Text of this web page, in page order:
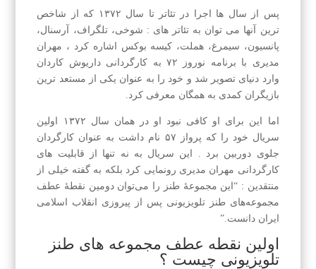
پس از سال ها اجرا در تئاتر تا سال ۱۳۷۲ که از شاخص
ترین آنها می توان به تئاتر های : شوخی، تلگراف، آرسنال،
پانسیون، سیمرغ، هملت، کیسه بوکس اشاره کرد ، مهران
مدیری با برنامه نوروز ۷۲ به کارگردانی داریوش کاردان
وارد دنیای تصویر شد و خود را به عنوان یکی از مستعد ترین
بازیگران کمدی به همگان معرفی کرد.
اما این برای او کافی نبود او در همان سال ۱۳۷۲ اولین
سریال خود را که پرواز ۵۷ نام داشت به عنوان کارگردان
جلوی دوربین برد . این سریال به نه تنها از قابلیت های
کارگردانی مهران مدیری رونمایی کرد بلکه به گفته خیلی از
منتقدین : “این مجموعهٔ طنز را می‌توان دومین نقطهٔ عطف
مجموعه‌های طنز تلویزیونی پس از پیروزی انقلاب اسلامی
ایران دانست.”
اولین نقطه عطف مجموعه های طنز
تلویزیونی چیست ؟